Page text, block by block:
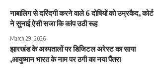
नाबालिग से दरिंदगी करने वाले 6 दोषियों को उम्रकैद, कोर्ट
ने सुनाई ऐसी सजा कि कांप उठी रूह
March 29, 2026
झारखंड के अस्पतालों पर डिजिटल अरेस्ट का साया
,आयुष्मान भारत के नाम पर ठगी का नया पैंतरा